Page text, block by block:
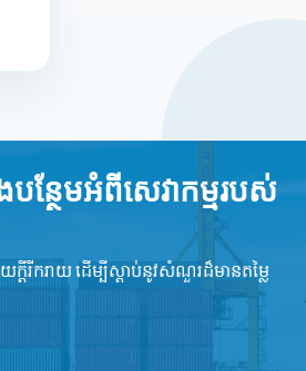
ន្ថែមអំពីសេវាកម្មរបស់
ដីរីករាយ ដើម្បីស្តាប់នូវ​សំណួរដ៏​មានតម្លៃ